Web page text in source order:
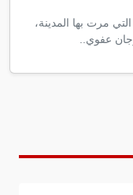
مرت بها المدينة،
عفوي..